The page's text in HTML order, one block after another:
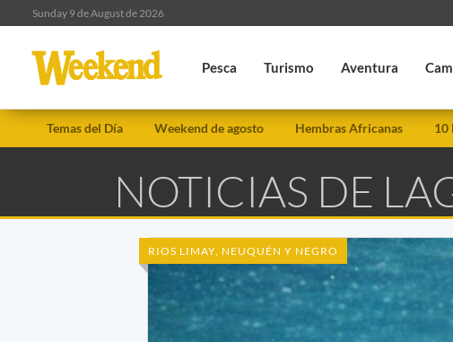
Sunday 9 de August de 2026
Pesca Turismo Aventura
Temas del Día Weekend de agosto Hembras Africanas 10
NOTICIAS DE
RIOS LIMAY, NEUQUÉN Y NEGRO